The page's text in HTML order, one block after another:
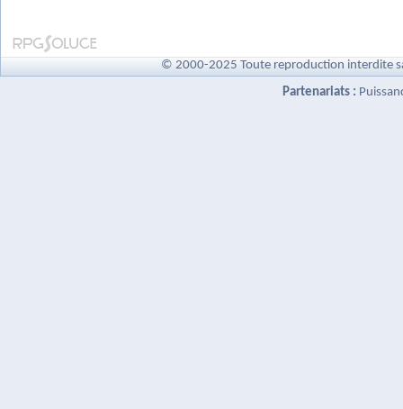
© 2000-2025 Toute reproduction interdite
Partenariats :